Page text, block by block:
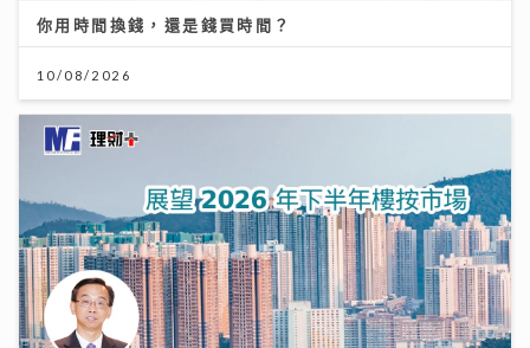
你用時間換錢，還是錢買時間？
10/08/2026